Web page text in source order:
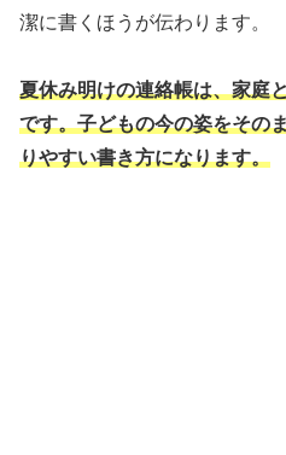
潔に書くほうが伝わります。
夏休み明けの連絡帳は、家庭
です。子どもの今の姿をその
りやすい書き方になります。